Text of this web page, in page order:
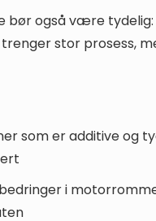
bør også være tydelig:
stor prosess,
som er additive og
i